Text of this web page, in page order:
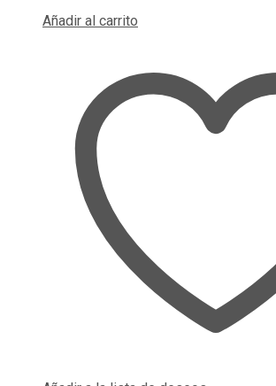
Añadir al carrito